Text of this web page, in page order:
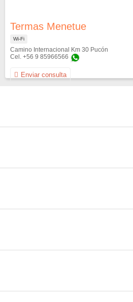
Termas Menetue
Wi-Fi
Camino Internacional Km 30 Pucón
+56 9 85966566